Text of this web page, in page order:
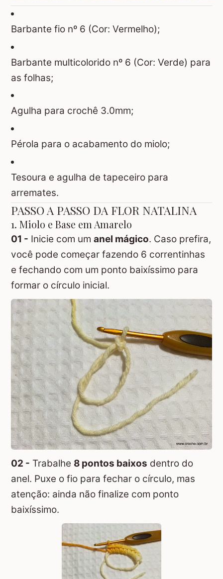
Barbante fio nº 6 (Cor: Vermelho);
Barbante multicolorido nº 6 (Cor: Verde) para
as folhas;
Agulha para crochê 3.0mm;
Pérola para o acabamento do miolo;
Tesoura e agulha de tapeceiro para
arremates.
PASSO A PASSO DA FLOR NATALINA
1. Miolo e Base em Amarelo
01 - Inicie com um anel mágico. Caso prefira,
você pode começar fazendo 6 correntinhas
e fechando com um ponto baixíssimo para
formar o círculo inicial.
02 - Trabalhe 8 pontos baixos dentro do
anel. Puxe o fio para fechar o círculo, mas
atenção: ainda não finalize com ponto
baixíssimo.